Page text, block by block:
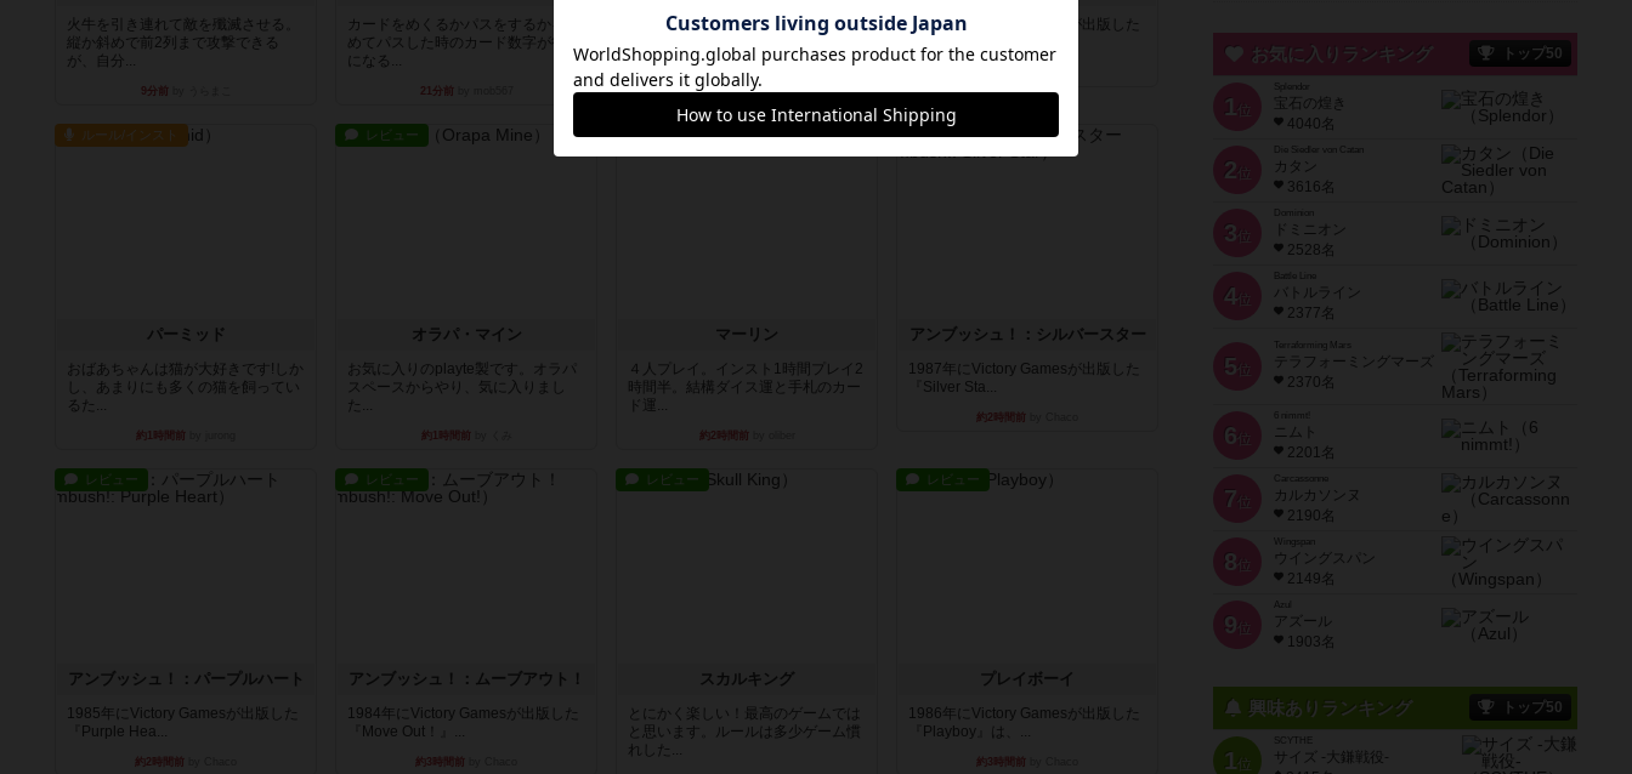
火牛を引き連れて敵を殲滅させる。
縦か斜めで前2列まで攻撃できる
が、自分...
9分前
カードをめくるかパスをするかを決
めてパスした時のカード数字が得点
になる...
21分前
親のプレイヤーがお題を決めて限ら
に当て...
33分前by mob567
1988年にVictory Gamesが出版した
ルール/インスト
パーミッド
おばあちゃんは猫が大好きです!しか
し、あまりにも多くの猫を飼ってい
るた...
約1時間前
レビュー
オラパ・マイン
お気に入りのplayte製です。オラパ
スペースからやり、気に入りまし
た...
約1時間前
レビュー
マーリン
４人プレイ。インスト1時間プレイ2
時間半。結構ダイス運と手札のカー
ド運...
約2時間前
レビュー
アンブッシュ！：シルバースター
1987年にVictory Gamesが出版した
『Silver Sta...
約2時間前
レビュー
アンブッシュ！：パープルハート
1985年にVictory Gamesが出版した
『Purple Hea...
約2時間前
レビュー
アンブッシュ！：ムーブアウト！
1984年にVictory Gamesが出版した
『Move Out！』...
約3時間前
レビュー
スカルキング
とにかく楽しい！最高のゲームでは
と思います。ルールは多少ゲーム慣
れした...
レビュー
プレイボーイ
1986年にVictory Gamesが出版した
『Playboy』は、...
約3時間前
お気に入りランキング トップ50
1 位
宝石の煌き
4040名
2 位
Die Siedler von Catan
カタン
3616名
3 位
ドミニオン
2528名
4位
Battle Line
バトルライン
2377名
5 位
Terraforming Mars
テラフォーミングマーズ
2370名
6 位
ニムト
2201名
7 位
Carcassonne
カルカソンヌ
2190名
8 位
Wingspan
ウイングスパン
2149名
9 位
Azul
アズール
1903名
興味ありランキング トップ50
1位
SCYTHE
サイズ -大鎌戦役-